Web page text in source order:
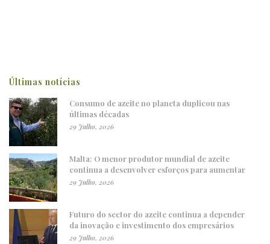
Últimas notícias
Consumo de azeite no planeta duplicou nas
últimas décadas
29 Julho, 2026
Malta: O menor produtor mundial de azeite
continua a desenvolver esforços para aumentar
29 Julho, 2026
Futuro do sector do azeite continua a depender
da inovação e investimento dos empresários
29 Julho, 2026